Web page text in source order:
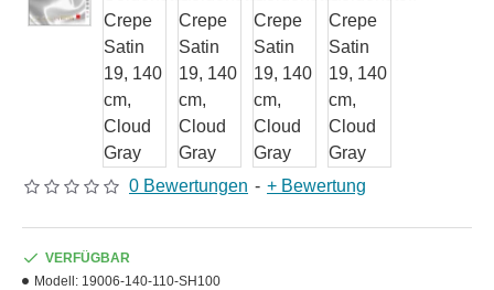
0 Bewertungen - + Bewertung
VERFÜGBAR
Modell: 19006-140-110-SH100